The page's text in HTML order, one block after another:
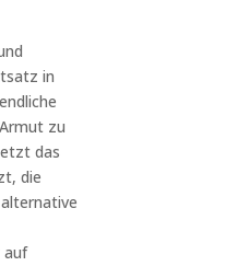
in
zu
das
die
auf